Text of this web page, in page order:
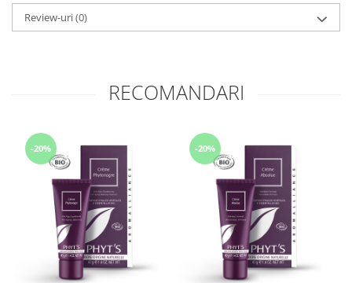
Review-uri(0)
RECOMANDARI
-20% -20%